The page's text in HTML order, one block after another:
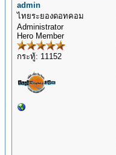
admin
ไทยระยองดอทคอม
Administrator
Hero Member
กระทู้: 11152